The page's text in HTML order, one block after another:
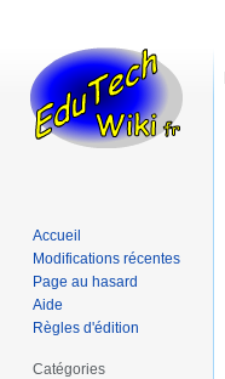
Accueil
Modifications récentes
Page au hasard
Aide
Règles d'édition
Catégories